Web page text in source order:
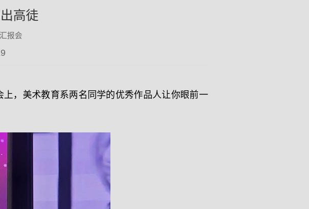
高徒
报会
，美术教育系两名同学的优秀作品人让你眼前一